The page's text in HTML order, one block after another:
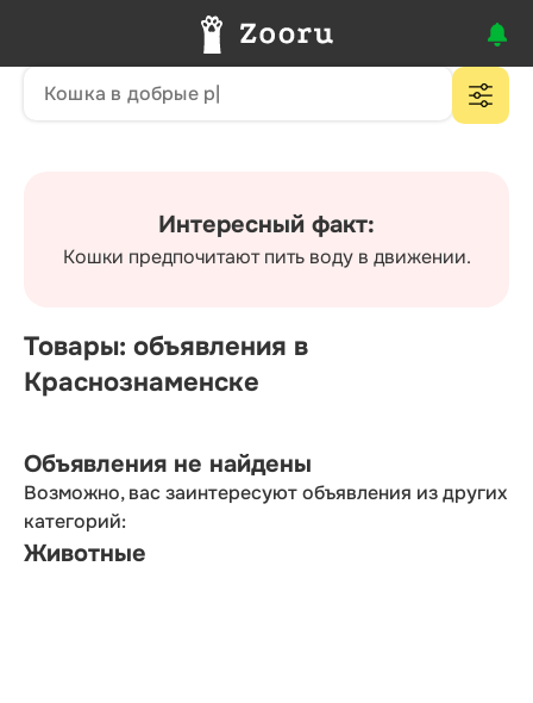
Интересный факт:
Кошки предпочитают пить воду в движении.
Товары: объявления в
Краснознаменске
Объявления не найдены
Возможно, вас заинтересуют объявления из других
категорий:
Животные